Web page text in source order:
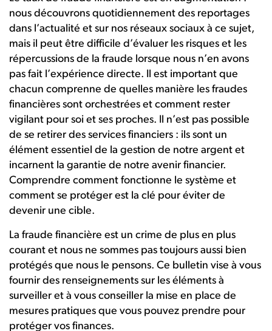
nous découvrons quotidiennement des reportages
dans l’actualité et sur nos réseaux sociaux à ce sujet,
mais il peut être difficile d’évaluer les risques et les
répercussions de la fraude lorsque nous n’en avons
pas fait l’expérience directe. Il est important que
chacun comprenne de quelles manière les fraudes
financières sont orchestrées et comment rester
vigilant pour soi et ses proches. Il n’est pas possible
de se retirer des services financiers : ils sont un
élément essentiel de la gestion de notre argent et
incarnent la garantie de notre avenir financier.
Comprendre comment fonctionne le système et
comment se protéger est la clé pour éviter de
devenir une cible.
La fraude financière est un crime de plus en plus
courant et nous ne sommes pas toujours aussi bien
protégés que nous le pensons. Ce bulletin vise à vous
fournir des renseignements sur les éléments à
surveiller et à vous conseiller la mise en place de
mesures pratiques que vous pouvez prendre pour
protéger vos finances.